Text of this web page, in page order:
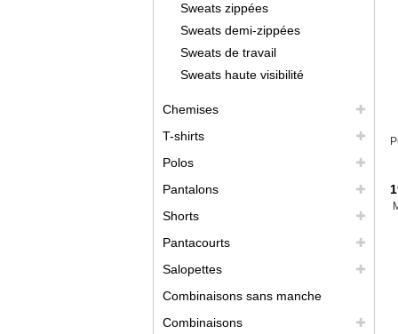
Sweats zippées
Sweats demi-zippées
Sweats de travail
Sweats haute visibilité
Chemises
T-shirts
Polos
Pantalons
Shorts
Pantacourts
Salopettes
Combinaisons sans manche
Combinaisons